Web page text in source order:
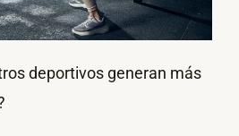
deportivos generan más